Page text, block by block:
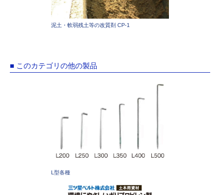
泥土・軟弱残土等の改質剤 CP-1
■ このカテゴリの他の製品
L型各種